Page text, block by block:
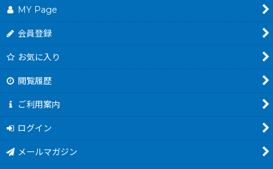
MY Page
会員登録
お気に入り
閲覧履歴
ご利用案内
ログイン
メールマガジン